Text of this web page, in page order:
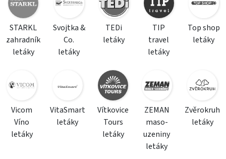
STARKL
zahradník
letáky
Svojtka &
Co.
letáky
TEDi
letáky
TIP
travel
letáky
Top shop
letáky
Vicom
Víno
letáky
VitaSmart
letáky
Vítkovice
Tours
letáky
ZEMAN
maso-
uzeniny
letáky
Zvěrokruh
letáky